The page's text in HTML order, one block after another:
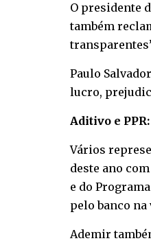
O presidente
também
Paulo
lucro,
Aditivo e
Vários
deste ano
e do
pelo banco na
Ademir